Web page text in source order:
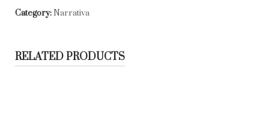
quantity
Category:Narrativa
RELATED PRODUCTS